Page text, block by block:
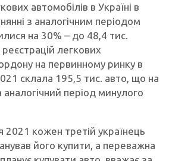
автомобілів в Україні в
з аналогічним періодом
на 30% – до 48,4 тис.
легкових
на первинному ринку в
склала 195,5 тис. авто, що на
період минулого
2021 кожен третій українець
його купити, а переважна